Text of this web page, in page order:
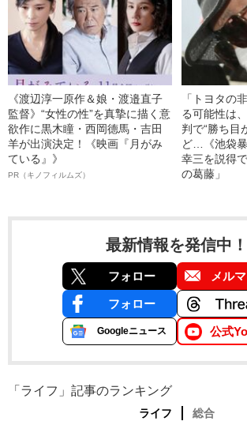
《渡辺淳一原作＆娘・渡邉直子
監督》“女性の性”を真摯に描く意
欲作に黒木瞳・西岡德馬・吉田
羊が出演決定！《映画『月がみ
ている』》
PR（キノフィルムズ）
「トヨタの
る可能性は
判で“勝ち目
ど…《池袋
幸三を説得
の葛藤」
最新情報を発信中！
フォロー メル
フォロー
Googleニュース 公式
「ライフ」記事のランキング
ライフ 総合